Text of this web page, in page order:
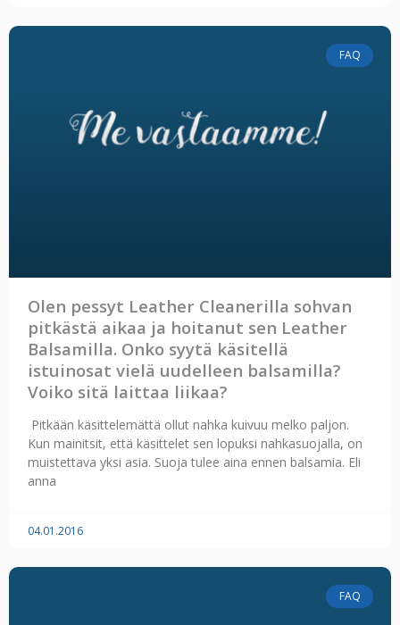
FAQ
Olen pessyt Leather Cleanerilla sohvan
pitkästä aikaa ja hoitanut sen Leather
Balsamilla. Onko syytä käsitellä
istuinosat vielä uudelleen balsamilla?
Voiko sitä laittaa liikaa?
Pitkään käsittelemättä ollut nahka kuivuu melko paljon.
Kun mainitsit, että käsittelet sen lopuksi nahkasuojalla, on
muistettava yksi asia. Suoja tulee aina ennen balsamia. Eli
anna
04.01.2016
FAQ